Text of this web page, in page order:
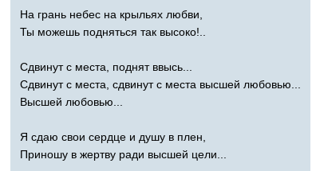
На грань небес на крыльях любви,
Ты можешь подняться так высоко!..
Сдвинут с места, поднят ввысь...
Сдвинут с места, сдвинут с места высшей любовью...
Высшей любовью...
Я сдаю свои сердце и душу в плен,
Приношу в жертву ради высшей цели...